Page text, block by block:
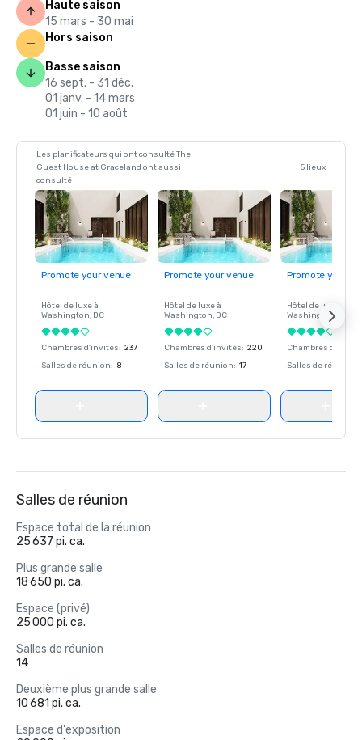
Haute saison
15 mars - 30 mai
Hors saison
Basse saison
16 sept. - 31 déc.
01 janv. - 14 mars
01 juin - 10 août
Les planificateurs qui ont consulté The
Guest House at Graceland ont aussi
consulté
5 lieux
Promote your venue
Hôtel de luxe à
Washington, DC
Chambres d'invités: 237
Salles de réunion: 8
Promote your venue
Hôtel de luxe à
Washington, DC
Chambres d'invités: 220
Salles de réunion: 17
Promote your
Hôtel de luxe à
Washington
Chambres
Salles de réunion
Salles de réunion
Espace total de la réunion
25 637 pi. ca.
Plus grande salle
18 650 pi. ca.
Espace (privé)
25 000 pi. ca.
Salles de réunion
14
Deuxième plus grande salle
10 681 pi. ca.
Espace d'exposition